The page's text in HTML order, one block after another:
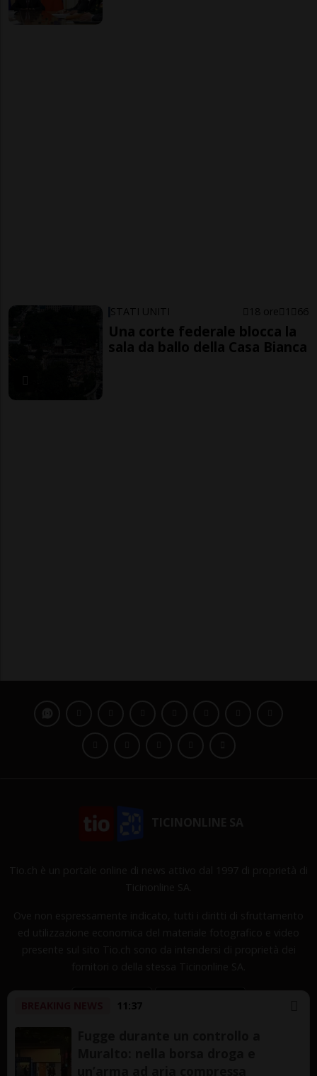
11:37
STATI UNITI 18 ore 1 66
Una corte federale blocca la
sala da ballo della Casa Bianca